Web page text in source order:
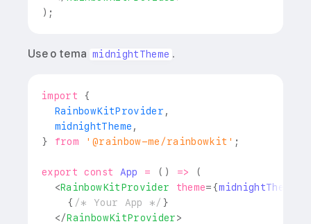
) ;
Use o tema midnightTheme .
import
{
RainbowKitProvider ,
  midnightTheme
,
}
from '@rainbow-me/rainbowkit' ;
export const App = ( ) =>
(
<RainbowKitProvider theme= {midnightTheme
{ /* Your App */ }
</RainbowKitProvider>